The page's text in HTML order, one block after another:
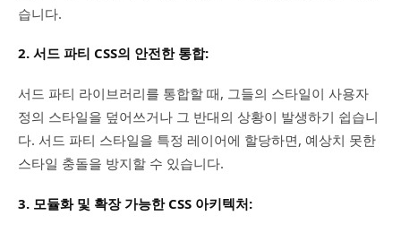
습니다.
2. 서드 파티 CSS의 안전한 통합:
서드 파티 라이브러리를 통합할 때, 그들의 스타일이 사용자
정의 스타일을 덮어쓰거나 그 반대의 상황이 발생하기 쉽습니
다. 서드 파티 스타일을 특정 레이어에 할당하면, 예상치 못한
스타일 충돌을 방지할 수 있습니다.
3. 모듈화 및 확장 가능한 CSS 아키텍처: